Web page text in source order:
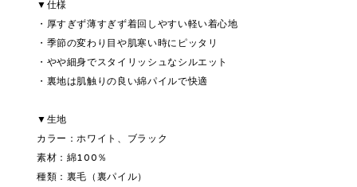
▼仕様
・厚すぎず薄すぎず着回しやすい軽い着心地
・季節の変わり目や肌寒い時にピッタリ
・やや細身でスタイリッシュなシルエット
・裏地は肌触りの良い綿パイルで快適
▼生地
カラー：ホワイト、ブラック
素材：綿100％
種類：裏毛（裏パイル）